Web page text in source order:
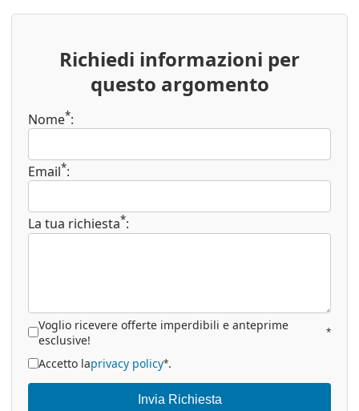
Richiedi informazioni per
questo argomento
Nome*:
Email*:
La tua richiesta*:
Voglio ricevere offerte imperdibili e anteprime
esclusive!
*
Accetto laprivacy policy*.
Invia Richiesta